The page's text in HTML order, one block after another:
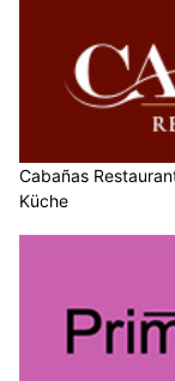
Cabañas
Küche